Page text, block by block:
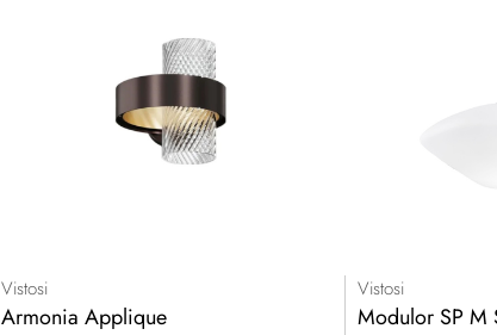
Vistosi
Armonia Applique
Vistosi
Modulor SP M